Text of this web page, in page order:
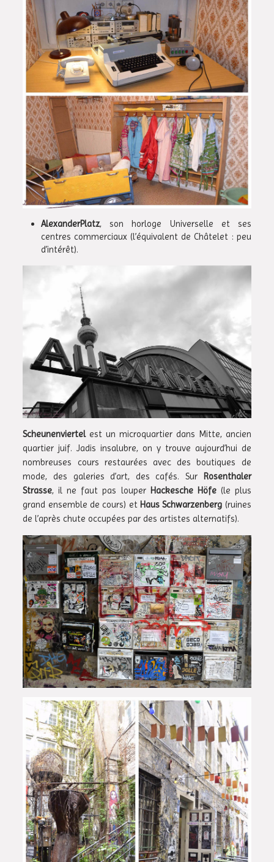
AlexanderPlatz, son horloge Universelle et ses
centres commerciaux (l’équivalent de Châtelet : peu
d’intérêt).
Scheunenviertelest un microquartier dans Mitte, ancien
quartier juif. Jadis insalubre, on y trouve aujourd’hui de
nombreuses cours restaurées avec des boutiques de
mode, des galeries d’art, des cafés. Sur Rosenthaler
Strasse, il ne faut pas louper Hackesche Höfe(le plus
grand ensemble de cours) et Haus Schwarzenberg (ruines
de l’après chute occupées par des artistes alternatifs).